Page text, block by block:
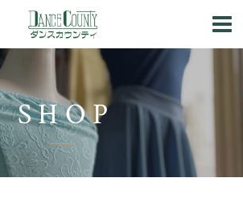
SHOP